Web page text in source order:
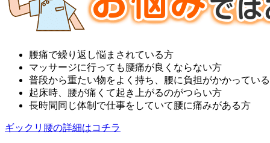
腰痛で繰り返し悩まされている方
マッサージに行っても腰痛が良くならない方
普段から重たい物をよく持ち、腰に負担がかかってい
起床時、腰が痛くて起き上がるのがつらい方
長時間同じ体制で仕事をしていて腰に痛みがある方
ギックリ腰の詳細はコチラ